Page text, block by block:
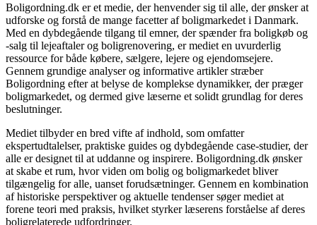
Boligordning.dk er et medie, der henvender sig til alle, der ønsker at
udforske og forstå de mange facetter af boligmarkedet i Danmark.
Med en dybdegående tilgang til emner, der spænder fra boligkøb og
-salg til lejeaftaler og boligrenovering, er mediet en uvurderlig
ressource for både købere, sælgere, lejere og ejendomsejere.
Gennem grundige analyser og informative artikler stræber
Boligordning efter at belyse de komplekse dynamikker, der præger
boligmarkedet, og dermed give læserne et solidt grundlag for deres
beslutninger.
Mediet tilbyder en bred vifte af indhold, som omfatter
ekspertudtalelser, praktiske guides og dybdegående case-studier, der
alle er designet til at uddanne og inspirere. Boligordning.dk ønsker
at skabe et rum, hvor viden om bolig og boligmarkedet bliver
tilgængelig for alle, uanset forudsætninger. Gennem en kombination
af historiske perspektiver og aktuelle tendenser søger mediet at
forene teori med praksis, hvilket styrker læserens forståelse af deres
boligrelaterede udfordringer.